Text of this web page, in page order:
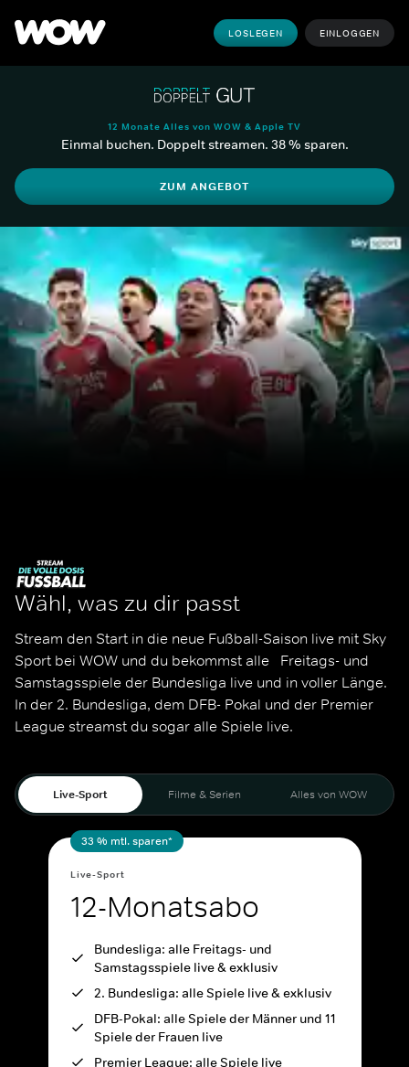
LOSLEGEN EINLOGGEN
12 Monate Alles von WOW & Apple TV
Einmal buchen. Doppelt streamen. 38 % sparen.
ZUM ANGEBOT
Wähl, was zu dir passt
Stream den Start in die neue Fußball-Saison live mit Sky
Sport bei WOW und du bekommst alle   Freitags- und
Samstagsspiele der Bundesliga live und in voller Länge.
In der 2. Bundesliga, dem DFB- Pokal und der Premier
League streamst du sogar alle Spiele live.
Live-Sport Filme & Serien Alles von WOW
33 % mtl. sparen*
Live-Sport
12-Monatsabo
Bundesliga: alle Freitags- und
Samstagsspiele live & exklusiv
2. Bundesliga: alle Spiele live & exklusiv
DFB-Pokal: alle Spiele der Männer und 11
Spiele der Frauen live
Premier League: alle Spiele live